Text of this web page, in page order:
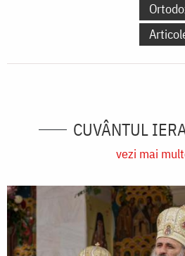
CUVÂNTUL
vezi mai